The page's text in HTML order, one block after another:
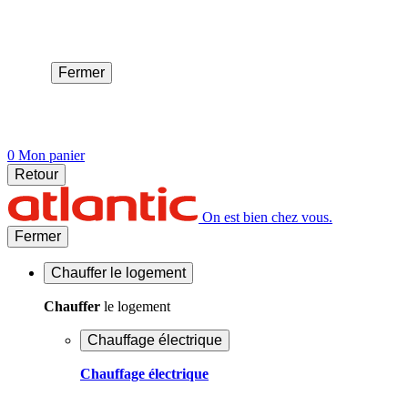
Fermer
0 Mon panier
Retour
On est bien chez vous.
Fermer
Chauffer le logement
Chauffer le logement
Chauffage électrique
Chauffage électrique